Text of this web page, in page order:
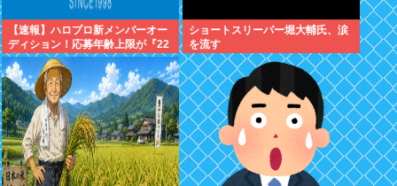
【速報】ハロプロ新メンバーオー
ディション！応募年齢上限が『22
歳』に引き上げられる
ショートスリーパー堀大輔氏、涙
を流す